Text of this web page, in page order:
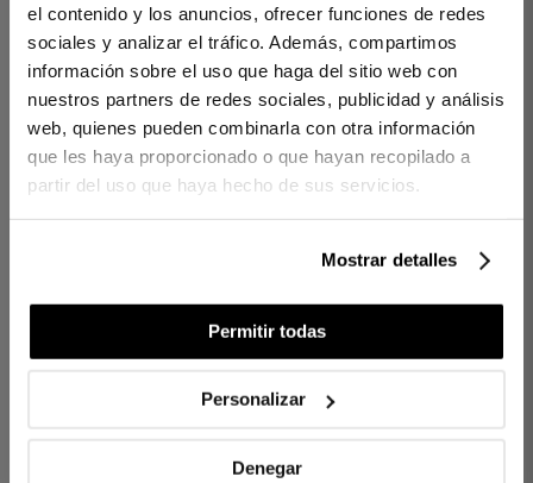
el contenido y los anuncios, ofrecer funciones de redes
sociales y analizar el tráfico. Además, compartimos
información sobre el uso que haga del sitio web con
nuestros partners de redes sociales, publicidad y análisis
web, quienes pueden combinarla con otra información
que les haya proporcionado o que hayan recopilado a
partir del uso que haya hecho de sus servicios.
Mostrar detalles
Permitir todas
Personalizar
Denegar
GRIS
160,00 € - 170,00 €
128,00 € -136,00 €
BLANC
500,00 € -600,00 €
600 FILS
PARURE DE LIT
2 PIÈCES
PARURE DE LIT
BEAUFORD BLANC